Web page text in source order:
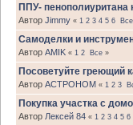
ППУ- пенополиуритана
Автор Jimmy « 1 2 3 4 5 6 Все
Самоделки и
Автор AMIK « 1 2 Все »
Посоветуйте греющий
Автор ACTPOHOM « 1 2 3
Покупка участка с
Автор Лексей 84 « 1 2 3 4 5 6